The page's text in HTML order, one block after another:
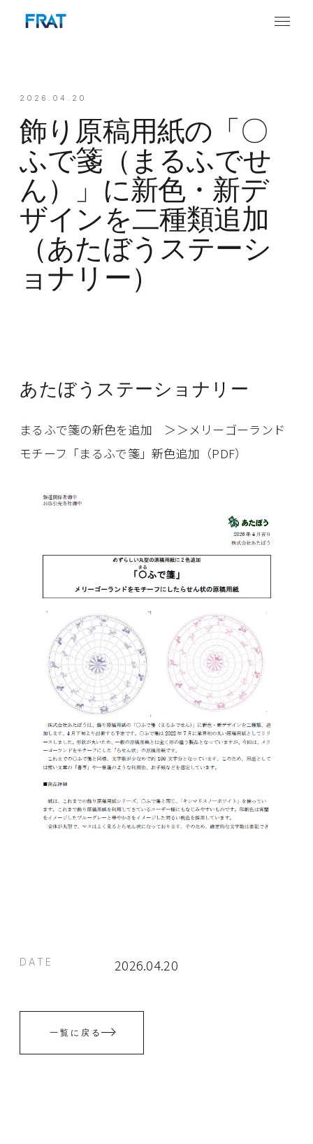
2026.04.20
飾り原稿用紙の「〇
ふで箋（まるふでせ
ん）」に新色・新デ
ザインを二種類追加
（あたぼうステーシ
ョナリー）
あたぼうステーショナリー
まるふで箋の新色を追加 ＞＞メリーゴーランド
モチーフ「まるふで箋」新色追加（PDF）
DATE 2026.04.20
一覧に戻る